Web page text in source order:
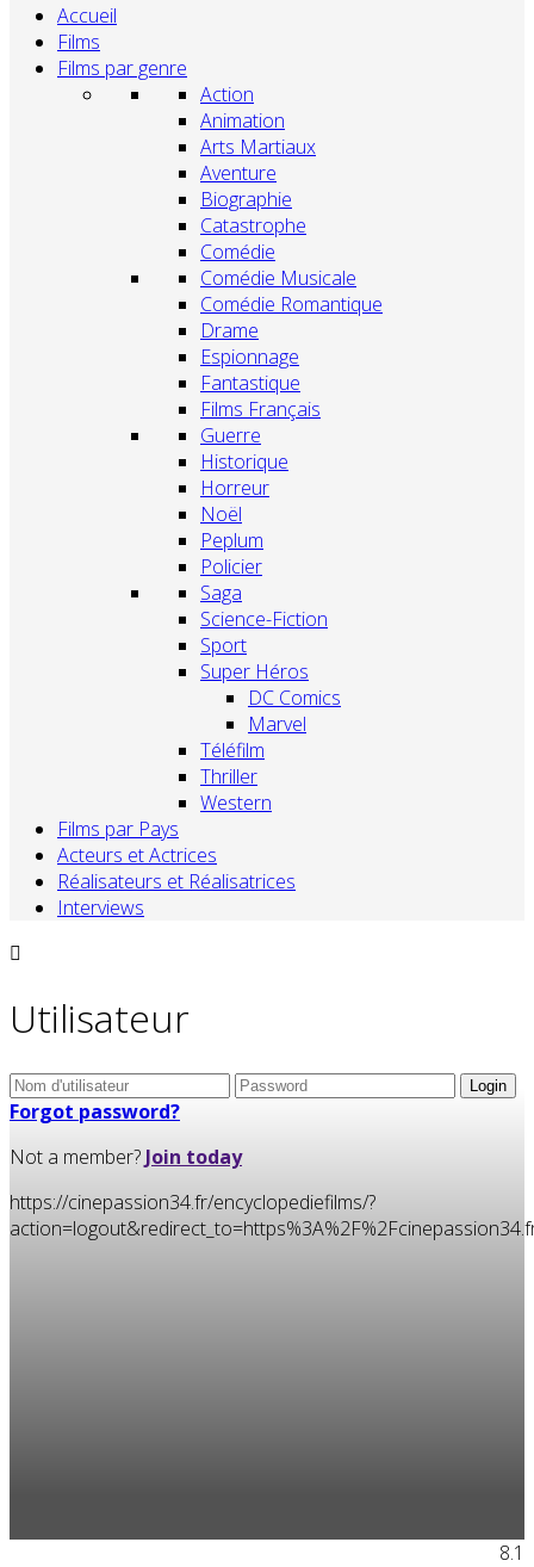
Accueil
Films
Films par genre
Action
Animation
Arts Martiaux
Aventure
Biographie
Catastrophe
Comédie
Comédie Musicale
Comédie Romantique
Drame
Espionnage
Fantastique
Films Français
Guerre
Historique
Horreur
Noël
Peplum
Policier
Saga
Science-Fiction
Sport
Super Héros
DC Comics
Marvel
Téléfilm
Thriller
Western
Films par Pays
Acteurs et Actrices
Réalisateurs et Réalisatrices
Interviews
Utilisateur
Forgot password?
Not a member? Join today
https://cinepassion34.fr/encyclopediefilms/?
8.1